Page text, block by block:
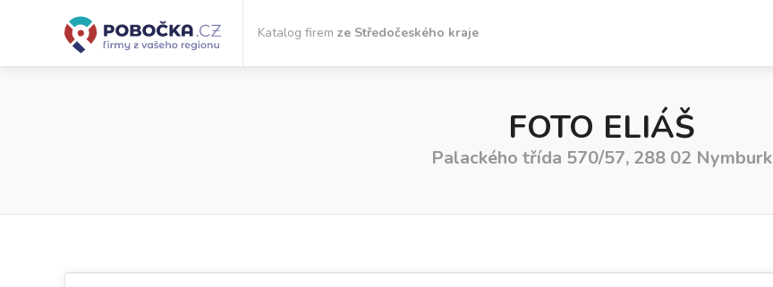
Katalog firem ze Středočeského kraje
FOTO ELIÁŠ
Palackého třída 570/57, 288 02 Nymburk